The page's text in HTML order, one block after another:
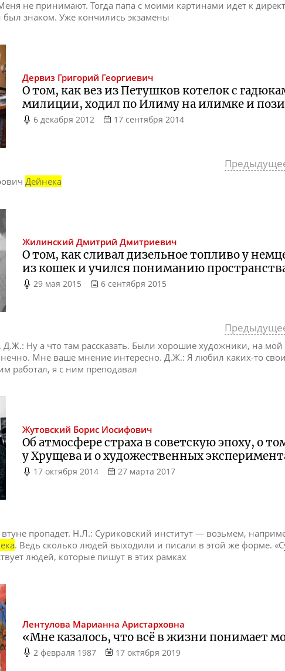
не принимают. Тогда папа с моими картинами идет к
был знаком. Уже кончились экзамены
Дервиз Григорий Георгиевич
О том, как вез из Петушков котелок с
милиции, ходил по Илиму на илимке и
6 декабря 2012 17 сентября 2014
Дейнека
Жилинский Дмитрий Дмитриевич
О том, как сливал дизельное топливо у
из кошек и учился пониманию
29 мая 2015 6 сентября 2015
Д.Ж.: Ну а что там рассказать. Были хорошие художники, на
Мне ваше мнение интересно. Д.Ж.: Я любил каких-то
работал, я с ним преподавал
Жутовский Борис Иосифович
Об атмосфере страха в советскую эпоху, о
у Хрущева и о художественных
17 октября 2014 27 марта 2017
втуне пропадет. Н.Л.: Суриковский институт — возьмем,
. Ведь сколько людей выходили и писали в этой же форме.
людей, которые пишут в этих рамках
Лентулова Марианна Аристарховна
«Мне казалось, что всё в жизни понимает
2 февраля 1987 17 октября 2019